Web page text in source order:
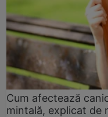
Cum afectează
mintală, explicat de